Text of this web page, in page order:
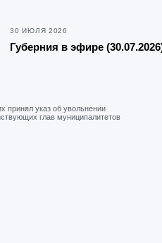
30 ИЮЛЯ 2026
Губерния в эфире